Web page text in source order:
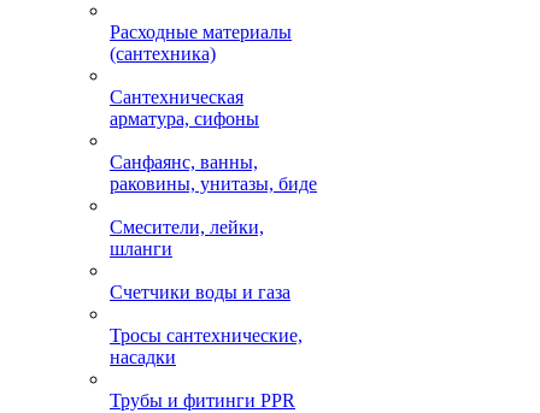
Расходные материалы
(сантехника)
Сантехническая
арматура, сифоны
Санфаянс, ванны,
раковины, унитазы, биде
Смесители, лейки,
шланги
Счетчики воды и газа
Тросы сантехнические,
насадки
Трубы и фитинги PPR